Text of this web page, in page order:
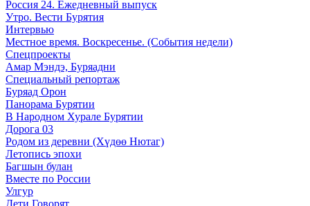
Россия 24. Ежедневный выпуск
Утро. Вести Бурятия
Интервью
Местное время. Воскресенье. (События недели)
Спецпроекты
Амар Мэндэ, Буряадни
Специальный репортаж
Буряад Орон
Панорама Бурятии
В Народном Хурале Бурятии
Дорога 03
Родом из деревни (Хүдөө Нютаг)
Летопись эпохи
Багшын булан
Вместе по России
Улгур
Дети Говорят